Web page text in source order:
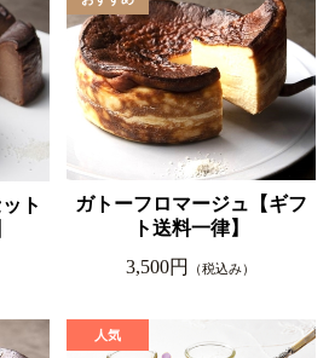
ト
ガトーフロマージュ【ギフ
ト送料一律】
3,500円
（税込み）